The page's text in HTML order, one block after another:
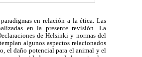
en relación a la ética. Las
en la presente revisión. La
de Helsinki y normas del
algunos aspectos relacionados
el daño potencial para el animal y el